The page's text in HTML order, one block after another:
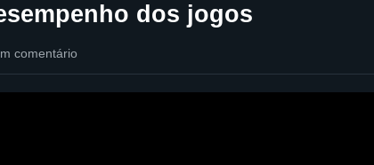
dos jogos
comentário